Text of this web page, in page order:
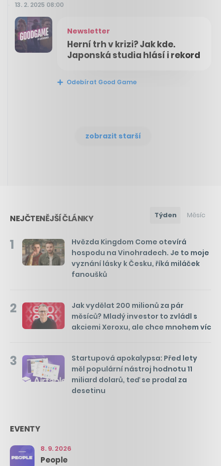
13. 2. 2025 08:00
Newsletter
Herní trh v krizi? Jak kde.
Japonská studia hlásí i rekord
Odebírat Good Game
zobrazit starší
NEJČTENĚJŠÍ ČLÁNKY Týden Měsíc
1
Hvězda Kingdom Come otevírá
hospodu na Vinohradech. Je to moje
vyznání lásky k Česku, říká miláček
fanoušků
2
Jak vydělat 200 milionů za pár
měsíců? Mladý investor to zvládl s
akciemi Xeroxu, ale chce mnohem víc
3
Startupová apokalypsa: Před lety
měl populární nástroj hodnotu 11
miliard dolarů, teď se prodal za
desetinu
EVENTY
8. 9. 2026
People